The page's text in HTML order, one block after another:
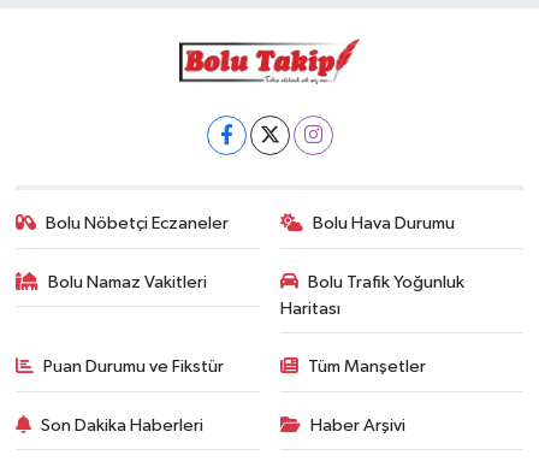
Bolu Nöbetçi Eczaneler Bolu Hava Durumu
Bolu Namaz Vakitleri
Bolu Trafik Yoğunluk
Haritası
Puan Durumu ve Fikstür Tüm Manşetler
Son Dakika Haberleri Haber Arşivi